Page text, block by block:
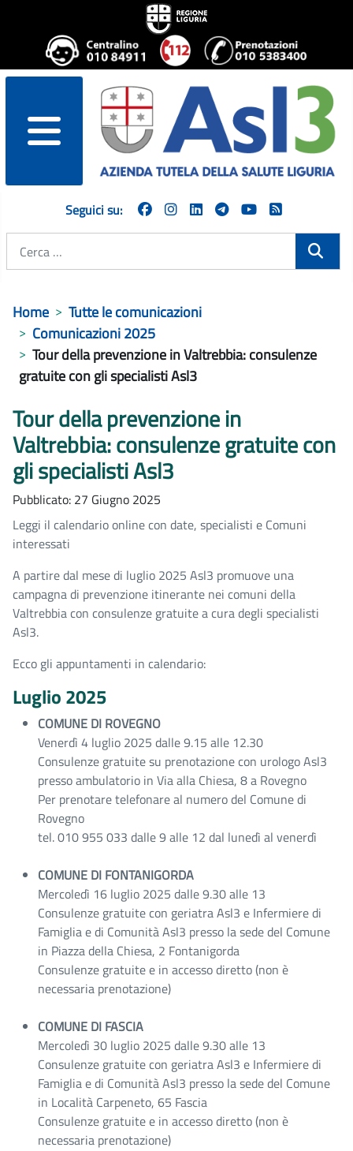
menu
Seguici su:
Home
Tutte le comunicazioni
Comunicazioni 2025
Tour della prevenzione in Valtrebbia: consulenze
gratuite con gli specialisti Asl3
Tour della prevenzione in
Valtrebbia: consulenze gratuite con
gli specialisti Asl3
Pubblicato: 27 Giugno 2025
Leggi il calendario online con date, specialisti e Comuni
interessati
A partire dal mese di luglio 2025 Asl3 promuove una
campagna di prevenzione itinerante nei comuni della
Valtrebbia con consulenze gratuite a cura degli specialisti
Asl3.
Ecco gli appuntamenti in calendario:
Luglio 2025
COMUNE DI ROVEGNO
Venerdì 4 luglio 2025 dalle 9.15 alle 12.30
Consulenze gratuite su prenotazione con urologo Asl3
presso ambulatorio in Via alla Chiesa, 8 a Rovegno
Per prenotare telefonare al numero del Comune di
Rovegno
tel. 010 955 033 dalle 9 alle 12 dal lunedì al venerdì
COMUNE DI FONTANIGORDA
Mercoledì 16 luglio 2025 dalle 9.30 alle 13
Consulenze gratuite con geriatra Asl3 e Infermiere di
Famiglia e di Comunità Asl3 presso la sede del Comune
in Piazza della Chiesa, 2 Fontanigorda
Consulenze gratuite e in accesso diretto (non è
necessaria prenotazione)
COMUNE DI FASCIA
Mercoledì 30 luglio 2025 dalle 9.30 alle 13
Consulenze gratuite con geriatra Asl3 e Infermiere di
Famiglia e di Comunità Asl3 presso la sede del Comune
in Località Carpeneto, 65 Fascia
Consulenze gratuite e in accesso diretto (non è
necessaria prenotazione)